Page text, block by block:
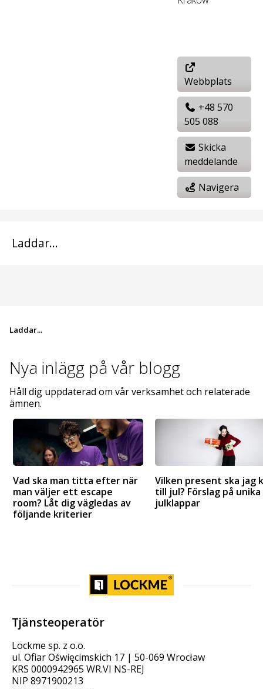
Webbplats
+48 570
505 088
Skicka
meddelande
Navigera
Laddar...
Laddar...
Nya inlägg på vår blogg
Håll dig uppdaterad om vår verksamhet och relaterade
ämnen.
Vad ska man titta efter när
man väljer ett escape
room? Låt dig vägledas av
följande kriterier
Vilken present ska jag
till jul? Förslag på unika
julklappar
Tjänsteoperatör
Lockme sp. z o.o.
ul. Ofiar Oświęcimskich 17 | 50-069 Wrocław
KRS 0000942965 WR.VI NS-REJ
NIP 8971900213